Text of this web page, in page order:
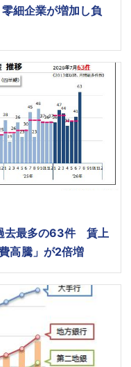
細企業が増加し負
去最多の63件 賃上
高騰」が2倍増